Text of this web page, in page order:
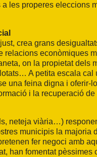
les properes eleccions
crea grans
relacions econòmiques
on la propietat dels
A petita escala cal
una feina digna i oferir-
i la recuperació
neteja viària…)
municipis la majoria
fer negoci amb
han fomentat